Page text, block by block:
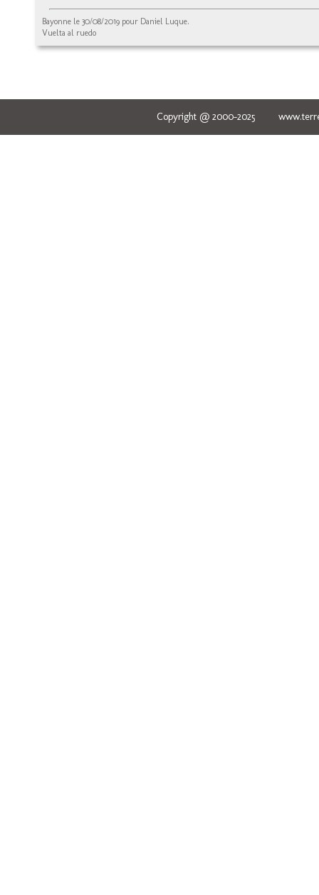
Bayonne le 30/08/2019 pour Daniel Luque.
Vuelta al ruedo
Copyright @ 2000-2025